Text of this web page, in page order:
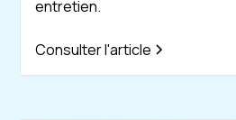
entretien.
Consulter l'article